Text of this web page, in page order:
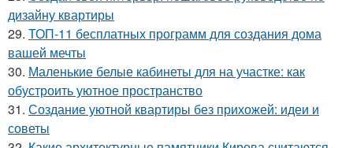
дизайну квартиры
29. ТОП-11 бесплатных программ для создания дома
вашей мечты
30. Маленькие белые кабинеты для на участке: как
обустроить уютное пространство
31. Создание уютной квартиры без прихожей: идеи и
советы